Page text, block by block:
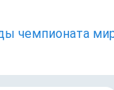
чемпионата